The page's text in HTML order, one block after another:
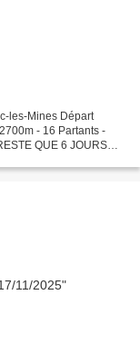
les-Mines Départ
- 16 Partants -
QUE 6 JOURS